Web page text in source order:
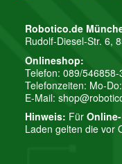
Robotico.de
Rudolf-Diesel-Str. 6,
Onlineshop:
Telefon: 089/546858-
Telefonzeiten: Mo-
E-Mail:
Hinweis: Für
Laden gelten die vor